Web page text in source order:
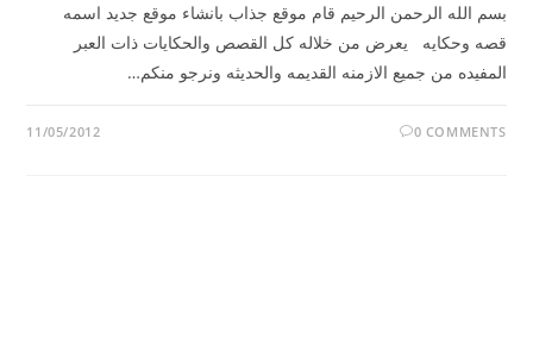
بسم الله الرحمن الرحيم قام موقع جذاب بانشاء موقع جديد اسمه
قصه وحكايه يعرض من خلاله كل القصص والحكايات ذات العبر
المفيده من جميع الازمنه القديمه والحديثه ونرجو منكم…
0 COMMENTS
11/05/2012